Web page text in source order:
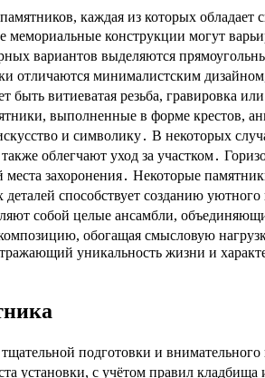
каждая из которых
мемориальные конструкции могут
вариантов выделяются
минималистским
витиеватая резьба, гравировка
выполненные в форме крестов,
и символику․ В некоторых
облегчают уход за участком․
места захоронения․ Некоторые
деталей способствует созданию
собой целые ансамбли,
обогащая смысловую
уникальность жизни и
подготовки и
установки, с учётом правил